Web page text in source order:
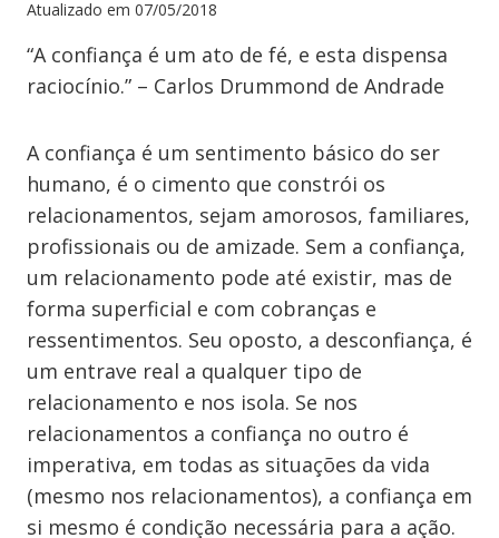
Atualizado em 07/05/2018
“A confiança é um ato de fé, e esta dispensa
raciocínio.” – Carlos Drummond de Andrade
A confiança é um sentimento básico do ser
humano, é o cimento que constrói os
relacionamentos, sejam amorosos, familiares,
profissionais ou de amizade. Sem a confiança,
um relacionamento pode até existir, mas de
forma superficial e com cobranças e
ressentimentos. Seu oposto, a desconfiança, é
um entrave real a qualquer tipo de
relacionamento e nos isola. Se nos
relacionamentos a confiança no outro é
imperativa, em todas as situações da vida
(mesmo nos relacionamentos), a confiança em
si mesmo é condição necessária para a ação.